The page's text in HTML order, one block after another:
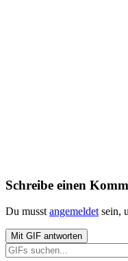
Schreibe einen
Du musst angemeldet sein,
Mit GIF antworten